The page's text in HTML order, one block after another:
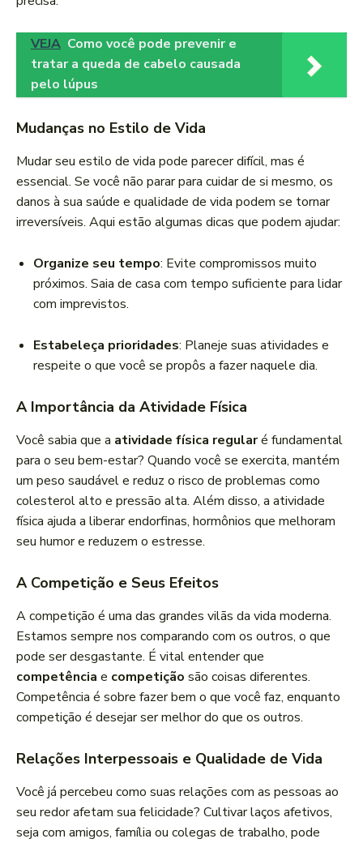
VEJA Como você pode prevenir e
tratar a queda de cabelo causada
pelo lúpus
Mudanças no Estilo de Vida
Mudar seu estilo de vida pode parecer difícil, mas é
essencial. Se você não parar para cuidar de si mesmo, os
danos à sua saúde e qualidade de vida podem se tornar
irreversíveis. Aqui estão algumas dicas que podem ajudar:
Organize seu tempo: Evite compromissos muito
próximos. Saia de casa com tempo suficiente para lidar
com imprevistos.
Estabeleça prioridades: Planeje suas atividades e
respeite o que você se propôs a fazer naquele dia.
A Importância da Atividade Física
Você sabia que a atividade física regularé fundamental
para o seu bem-estar? Quando você se exercita, mantém
um peso saudável e reduz o risco de problemas como
colesterol alto e pressão alta. Além disso, a atividade
física ajuda a liberar endorfinas, hormônios que melhoram
seu humor e reduzem o estresse.
A Competição e Seus Efeitos
A competição é uma das grandes vilãs da vida moderna.
Estamos sempre nos comparando com os outros, o que
pode ser desgastante. É vital entender que
competência e competição são coisas diferentes.
Competência é sobre fazer bem o que você faz, enquanto
competição é desejar ser melhor do que os outros.
Relações Interpessoais e Qualidade de Vida
Você já percebeu como suas relações com as pessoas ao
seu redor afetam sua felicidade? Cultivar laços afetivos,
seja com amigos, família ou colegas de trabalho, pode